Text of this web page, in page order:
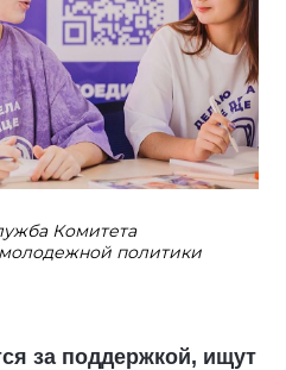
Комитета
политики
за поддержкой, ищут